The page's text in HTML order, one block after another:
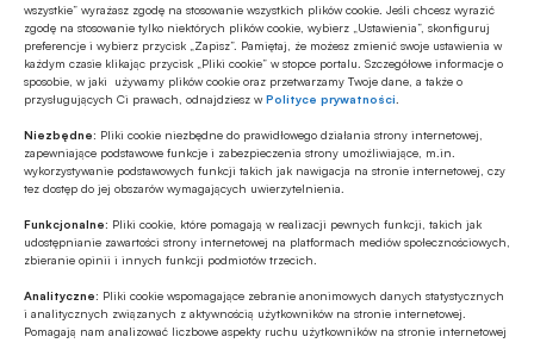
wszystkie” wyrażasz zgodę na stosowanie wszystkich plików cookie. Jeśli chcesz wyrazić
zgodę na stosowanie tylko niektórych plików cookie, wybierz „Ustawienia”, skonfiguruj
preferencje i wybierz przycisk „Zapisz”. Pamiętaj, że możesz zmienić swoje ustawienia w
każdym czasie klikając przycisk „Pliki cookie” w stopce portalu. Szczegółowe informacje o
sposobie, w jaki używamy plików cookie oraz przetwarzamy Twoje dane, a także o
przysługujących Ci prawach, odnajdziesz wPolityce prywatności
Niezbędne: Pliki cookie niezbędne do prawidłowego działania strony internetowej,
zapewniające podstawowe funkcje i zabezpieczenia strony umożliwiające, m.in.
wykorzystywanie podstawowych funkcji takich jak nawigacja na stronie internetowej, czy
tez dostęp do jej obszarów wymagających uwierzytelnienia.
Funkcjonalne: Pliki cookie, które pomagają w realizacji pewnych funkcji, takich jak
udostępnianie zawartości strony internetowej na platformach mediów społecznościowych,
zbieranie opinii i innych funkcji podmiotów trzecich.
Analityczne: Pliki cookie wspomagające zebranie anonimowych danych statystycznych
i analitycznych związanych z aktywnością użytkowników na stronie internetowej.
Pomagają nam analizować liczbowe aspekty ruchu użytkowników na stronie internetowej
Z RYNKU FINANSOWEGO
Rekordowa premia za wzrost Revoluta
CYBERBEZPIECZEŃSTWO
Raport NCBR nt. kierunków rozwoju
technologii kosmicznych w Polsce
BEZGOTÓWKOWO
aplikacji mobilnej PKO Banku Polskiego